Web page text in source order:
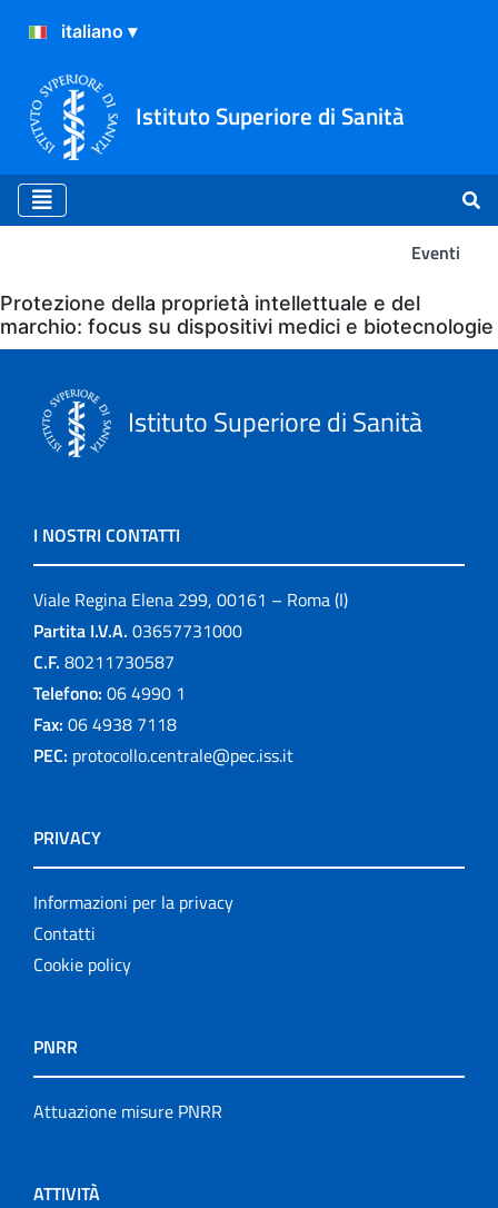
Istituto Superiore di Sanità
Eventi
Eventi
Protezione della proprietà intellettuale e del
marchio: focus su dispositivi medici e biotecnologie
Istituto Superiore di Sanità
I NOSTRI CONTATTI
Viale Regina Elena 299, 00161 – Roma (I)
Partita I.V.A. 03657731000
C.F. 80211730587
Telefono: 06 4990 1
Fax: 06 4938 7118
PEC: protocollo.centrale@pec.iss.it
PRIVACY
Informazioni per la privacy
Contatti
Cookie policy
PNRR
Attuazione misure PNRR
ATTIVITÀ